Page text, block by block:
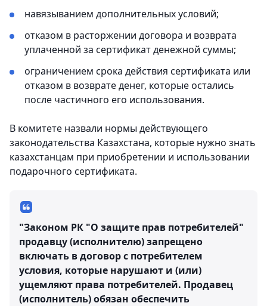
навязыванием дополнительных условий;
отказом в расторжении договора и возврата
уплаченной за сертификат денежной суммы;
ограничением срока действия сертификата или
отказом в возврате денег, которые остались
после частичного его использования.
В комитете назвали нормы действующего
законодательства Казахстана, которые нужно знать
казахстанцам при приобретении и использовании
подарочного сертификата.
"Законом РК "О защите прав потребителей"
продавцу (исполнителю) запрещено
включать в договор с потребителем
условия, которые нарушают и (или)
ущемляют права потребителей. Продавец
(исполнитель) обязан обеспечить